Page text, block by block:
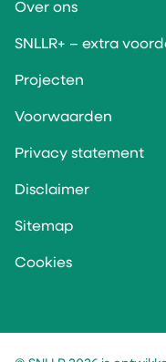
Over ons
SNLLR+ – extra
Projecten
Voorwaarden
Privacy statement
Disclaimer
Sitemap
Cookies